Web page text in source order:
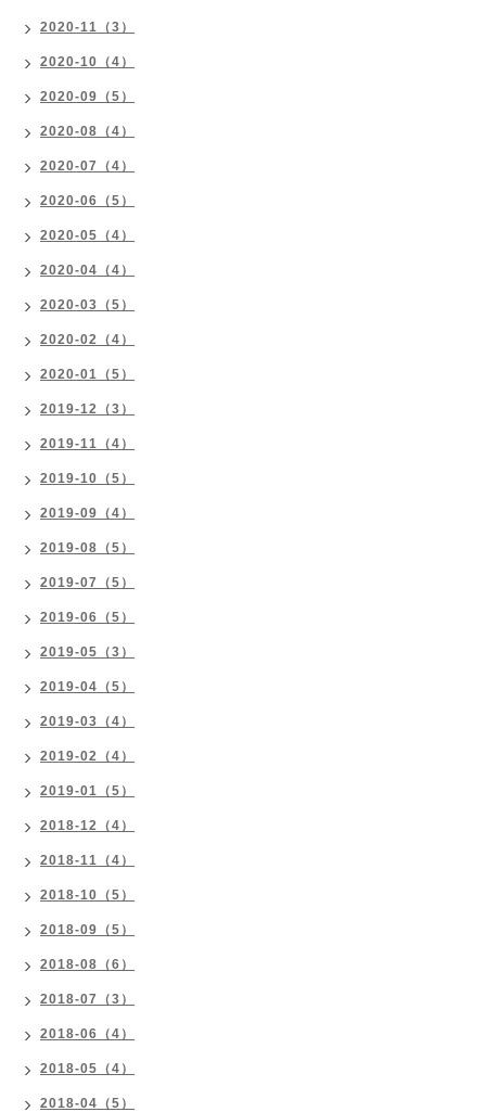
2020-11（3）
2020-10（4）
2020-09（5）
2020-08（4）
2020-07（4）
2020-06（5）
2020-05（4）
2020-04（4）
2020-03（5）
2020-02（4）
2020-01（5）
2019-12（3）
2019-11（4）
2019-10（5）
2019-09（4）
2019-08（5）
2019-07（5）
2019-06（5）
2019-05（3）
2019-04（5）
2019-03（4）
2019-02（4）
2019-01（5）
2018-12（4）
2018-11（4）
2018-10（5）
2018-09（5）
2018-08（6）
2018-07（3）
2018-06（4）
2018-05（4）
2018-04（5）